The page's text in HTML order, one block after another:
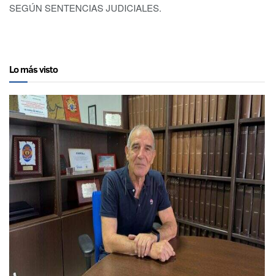
SEGÚN SENTENCIAS JUDICIALES.
Lo más visto